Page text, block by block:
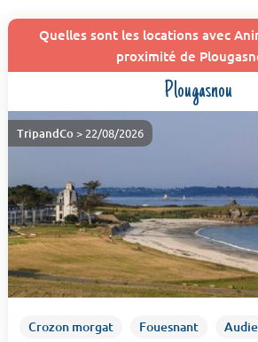
Quelles sont les locations avec
proximité de
Plougasnou
TripandCo > 22/08/2026
Crozon morgat Fouesnant